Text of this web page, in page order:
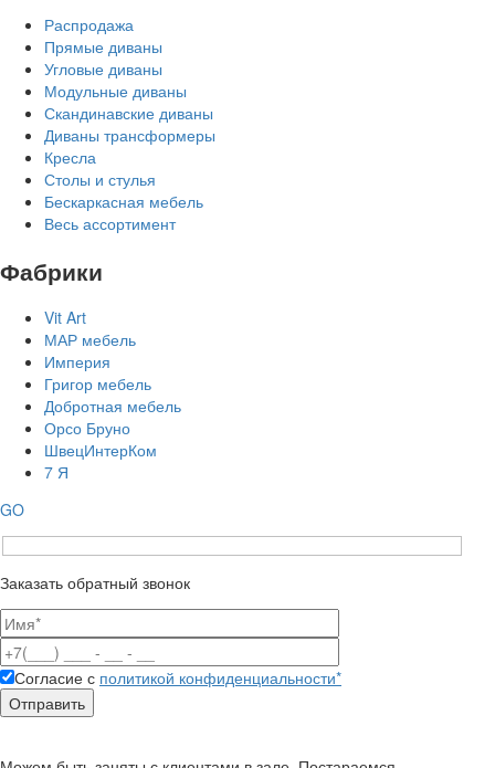
Распродажа
Прямые диваны
Угловые диваны
Модульные диваны
Скандинавские диваны
Диваны трансформеры
Кресла
Столы и стулья
Бескаркасная мебель
Весь ассортимент
Фабрики
Vit Art
МАР мебель
Империя
Григор мебель
Добротная мебель
Орсо Бруно
ШвецИнтерКом
7 Я
GO
Заказать обратный звонок
Согласие с политикой конфиденциальности*